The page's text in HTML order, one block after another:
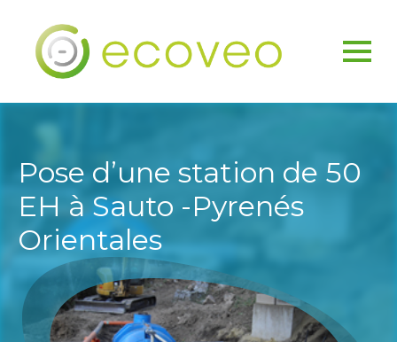
Pose d’une station de 50
EH à Sauto -Pyrenés
Orientales